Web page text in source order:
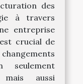
des
à travers
entreprise
crucial de
seulement
mais aussi